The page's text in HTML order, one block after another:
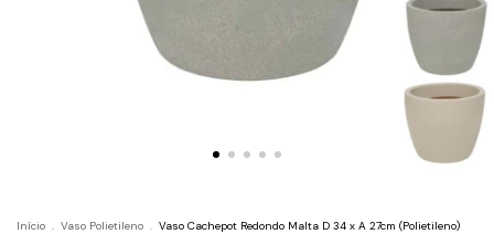
Início . Vaso Polietileno . Vaso Cachepot Redondo Malta D 34 x A 27cm (Polietileno)